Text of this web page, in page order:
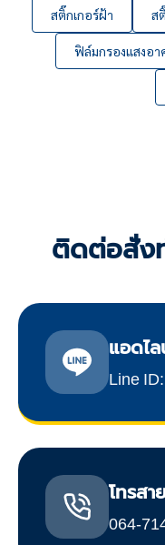
สติ๊กเกอร์ฝ้า ส
ฟิล์มกรองแสงอา
ติดต่อสั่ง
แอดไ
Line
โทรส
064-